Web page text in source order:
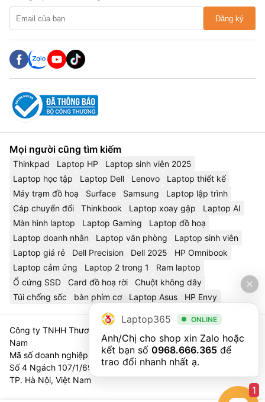
Đăng ký
Mọi người cũng tìm kiếm
Thinkpad Laptop HP
Laptop sinh viên 2025
Laptop học tập
Laptop Dell Lenovo
Laptop thiết kế
Máy trạm đồ hoạ
Surface Samsung
Laptop lập trình
Cáp chuyển đổi
Thinkbook Laptop xoay gập
Laptop AI
Màn hình laptop
Laptop Gaming
Laptop đồ hoạ
Laptop doanh nhân
Laptop văn phòng
Laptop sinh viên
Laptop giá rẻ
Dell Precision Dell 2025
HP Omnibook
Laptop cảm ứng
Laptop 2 trong 1
Ram laptop
Ổ cứng SSD
Card đồ hoạ rời
Chuột không dây
Túi chống sốc
bàn phím cơ Laptop Asus HP Envy
Công ty TNHH Thương Mại Và Dịch Vụ Công Nghệ 365 Việt
Nam
Mã số doanh nghiệp 0111023179 - Sở Tài Chính TP. Hà Nội cấp
Số 4 Ngách 107/1/69 Nguyễn Chí Thanh, Tổ 3, Phường Láng,
TP. Hà Nội, Việt Nam
Laptop365 ONLINE
Anh/Chị cho shop xin Zalo hoặc
kết bạn số 0968.666.365 để
trao đổi nhanh nhất ạ.
1